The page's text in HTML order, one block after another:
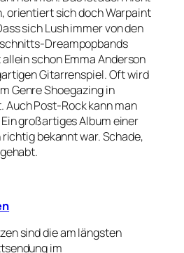
orientiert sich doch Warpaint
sich Lush immer von den
Dreampopbands
schon Emma Anderson
Gitarrenspiel. Oft wird
Genre Shoegazing in
Auch Post-Rock kann man
großartiges Album einer
bekannt war. Schade,
sind die am längsten
im